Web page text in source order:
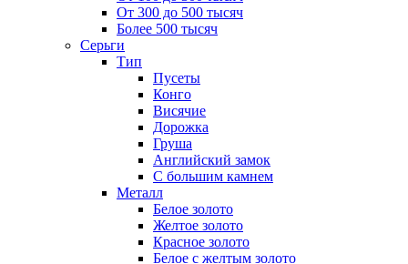
От 300 до 500 тысяч
Более 500 тысяч
Серьги
Тип
Пусеты
Конго
Висячие
Дорожка
Груша
Английский замок
С большим камнем
Металл
Белое золото
Желтое золото
Красное золото
Белое с желтым золото